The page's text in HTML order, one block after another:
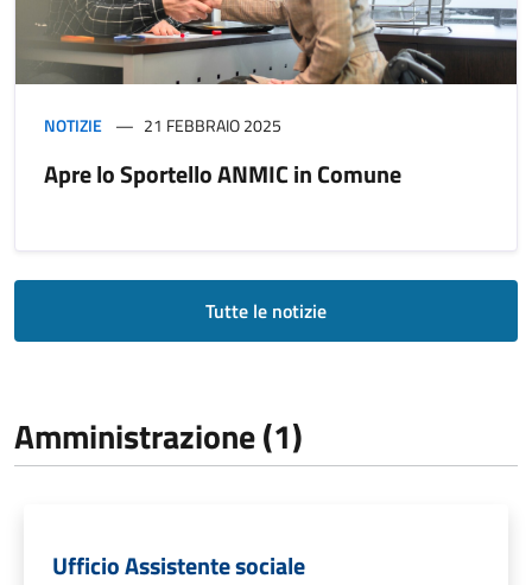
NOTIZIE 21 FEBBRAIO 2025
Apre lo Sportello ANMIC in Comune
Tutte le notizie
Amministrazione (1)
Ufficio Assistente sociale